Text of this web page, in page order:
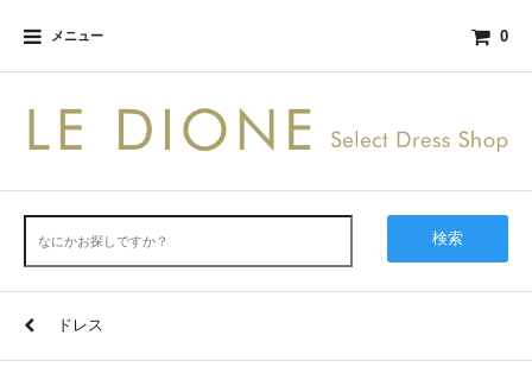
メニュー 0
検索
ドレス